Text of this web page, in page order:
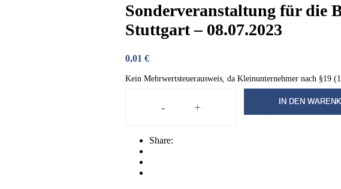
Sonderveranstaltung für die
Stuttgart – 08.07.2023
0,01 €
Kein Mehrwertsteuerausweis, da Kleinunternehmer nach §19
-
Sonderveranstaltung
+ IN DEN
Share: